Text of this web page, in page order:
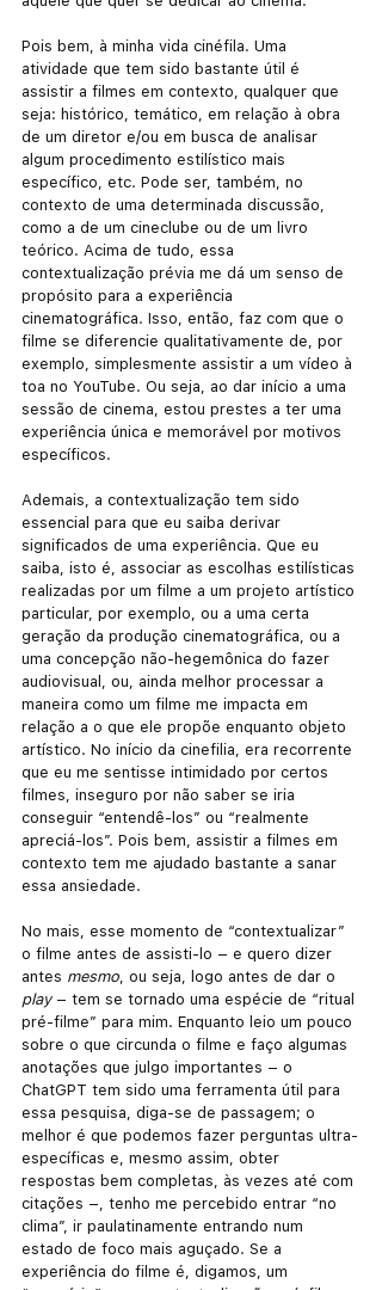
Pois bem, à minha vida cinéfila. Uma
atividade que tem sido bastante útil é
assistir a filmes em contexto, qualquer que
seja: histórico, temático, em relação à obra
de um diretor e/ou em busca de analisar
algum procedimento estilístico mais
específico, etc. Pode ser, também, no
contexto de uma determinada discussão,
como a de um cineclube ou de um livro
teórico. Acima de tudo, essa
contextualização prévia me dá um senso de
propósito para a experiência
cinematográfica. Isso, então, faz com que o
filme se diferencie qualitativamente de, por
exemplo, simplesmente assistir a um vídeo à
toa no YouTube. Ou seja, ao dar início a uma
sessão de cinema, estou prestes a ter uma
experiência única e memorável por motivos
específicos.
Ademais, a contextualização tem sido
essencial para que eu saiba derivar
significados de uma experiência. Que eu
saiba, isto é, associar as escolhas estilísticas
realizadas por um filme a um projeto artístico
particular, por exemplo, ou a uma certa
geração da produção cinematográfica, ou a
uma concepção não-hegemônica do fazer
audiovisual, ou, ainda melhor processar a
maneira como um filme me impacta em
relação a o que ele propõe enquanto objeto
artístico. No início da cinefilia, era recorrente
que eu me sentisse intimidado por certos
filmes, inseguro por não saber se iria
conseguir “entendê-los” ou “realmente
apreciá-los”. Pois bem, assistir a filmes em
contexto tem me ajudado bastante a sanar
essa ansiedade.
No mais, esse momento de “contextualizar”
o filme antes de assisti-lo – e quero dizer
antes mesmo , ou seja, logo antes de dar o
play – tem se tornado uma espécie de “ritual
pré-filme” para mim. Enquanto leio um pouco
sobre o que circunda o filme e faço algumas
anotações que julgo importantes – o
ChatGPT tem sido uma ferramenta útil para
essa pesquisa, diga-se de passagem; o
melhor é que podemos fazer perguntas ultra-
específicas e, mesmo assim, obter
respostas bem completas, às vezes até com
citações –, tenho me percebido entrar “no
clima”, ir paulatinamente entrando num
estado de foco mais aguçado. Se a
experiência do filme é, digamos, um